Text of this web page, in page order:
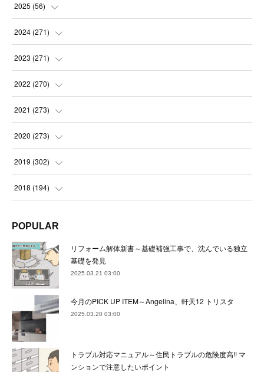
2025 (56)
(14
(21
(21
2024 (271)
(21
(22
(23
(22
(24)
22)
(22)
(22)
(25
2023 (271)
(22
(23
(23
(21
(23 )
(24
(21
(24)
(21
( 23)
2022 (270)
(23
(23
(22
(23
(22 )
(23
(23
(22)
(24
( 21)
2021 (273)
(24
(23
(22
(23)
(23
(22)
(23
( 24)
2020 (273)
(24
(22
(22)
(24
(24)
(23
( 21)
2019 (302)
(23
(22)
(21)
(27)
(22
33)
2018 (194)
(17)
(32)
(36)
(30
34)
POPULAR
リフォーム解体新書～基礎補強工事で、沈んでいる独立
基礎を発見
2025.03.21 03:00
今月のPICK UP ITEM～Angelina、軒天12 トリスタ
2025.03.20 03:00
トラブル対応マニュアル～住民トラブルの危険度高!! マ
ンションで注意したいポイント